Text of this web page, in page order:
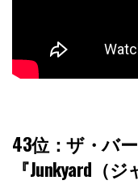
43位 ：ザ・バ
『Junkyard（